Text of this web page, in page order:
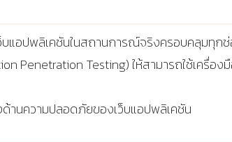
ว็บแอปพลิเคชันในสถานการณ์จริงครอบคลุมทุ
Penetration Testing) ให้สามารถใช้เครื่อง
านความปลอดภัยของเว็บแอปพลิเคชัน